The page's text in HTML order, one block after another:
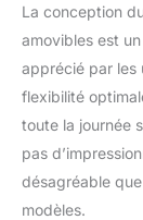
La conception
amovibles est
apprécié par les
flexibilité
toute la journée
pas
désagréable
modèles.